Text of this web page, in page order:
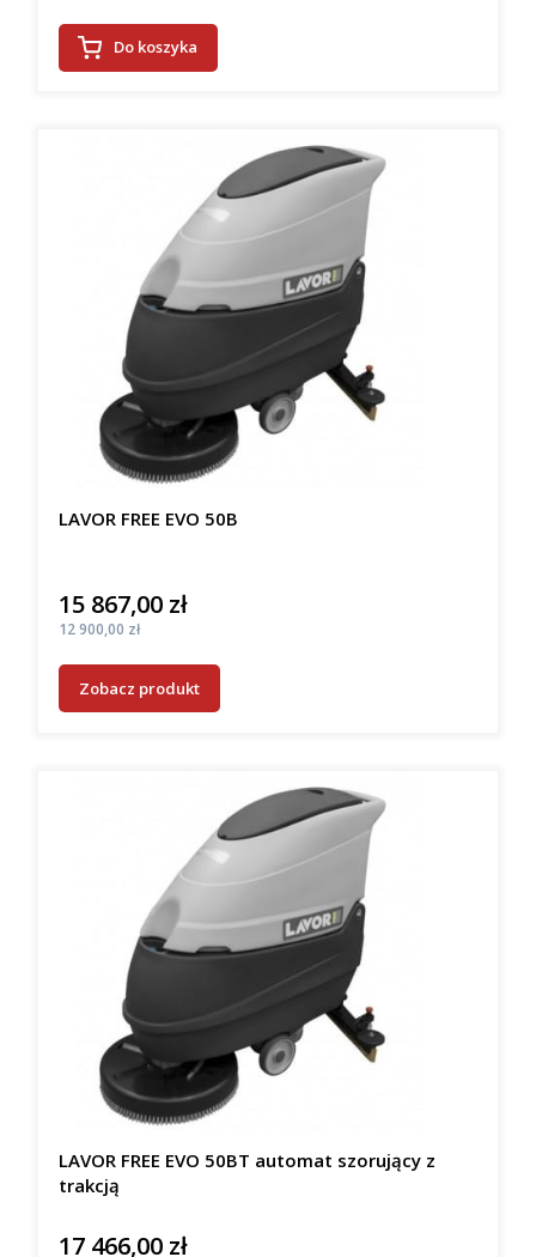
Do koszyka
LAVOR FREE EVO 50B
Cena
15 867,00 zł
Cena
12 900,00 zł
Zobacz produkt
LAVOR FREE EVO 50BT automat szorujący z
trakcją
Cena
17 466,00 zł